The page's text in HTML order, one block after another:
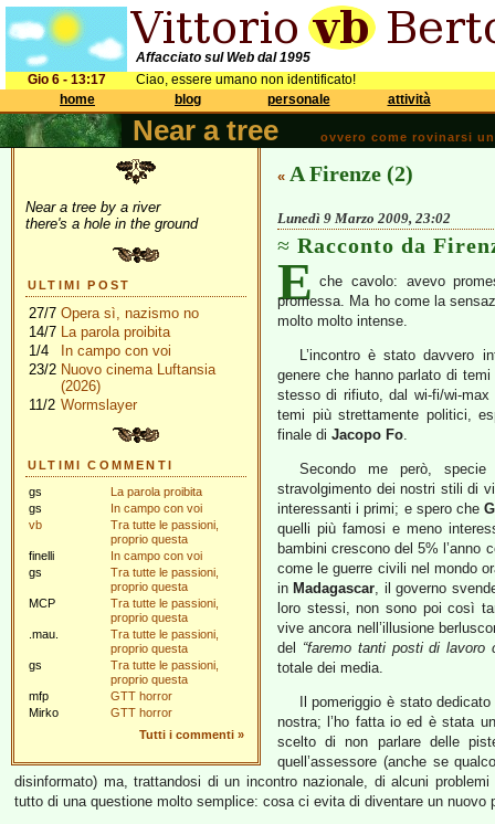
Affacciato sul Web dal 1995
Gio 6 - 13:17
Ciao, essere umano non identificato!
home
blog personale attività
Near a tree ovvero come rovinarsi
Near a tree by a river
there's a hole in the ground
ULTIMI POST
27/7 Opera sì, nazismo no
14/7 La parola proibita
1/4
In campo con voi
23/2 Nuovo cinema Luftansia
(2026)
11/2 Wormslayer
ULTIMI COMMENTI
gs
La parola proibita
gs
In campo con voi
vb
Tra tutte le passioni,
proprio questa
finelli
In campo con voi
gs
Tra tutte le passioni,
proprio questa
MCP
Tra tutte le passioni,
proprio questa
.mau.
Tra tutte le passioni,
proprio questa
gs
Tra tutte le passioni,
proprio questa
mfp
GTT horror
Mirko
GTT horror
Tutti i commenti »
« A Firenze (2)
Lunedì 9 Marzo 2009, 23:02
Racconto da
E che cavolo: avevo
promessa. Ma ho come la
molto molto intense.
L’incontro è stato davvero
genere che hanno parlato di
stesso di rifiuto, dal wi-fi/wi-
temi più strettamente politici,
finale di Jacopo Fo.
Secondo me però,
stravolgimento dei nostri stili di
interessanti i primi; e spero che
quelli più famosi e meno
bambini crescono del 5% l’anno
come le guerre civili nel mondo
in Madagascar, il governo
loro stessi, non sono poi così
vive ancora nell’illusione
del “faremo tanti posti di lavoro
totale dei media.
Il pomeriggio è stato
nostra; l’ho fatta io ed è stata
scelto di non parlare delle
quell’assessore (anche se
disinformato) ma, trattandosi di un incontro nazionale, di alcuni
tutto di una questione molto semplice: cosa ci evita di diventare un